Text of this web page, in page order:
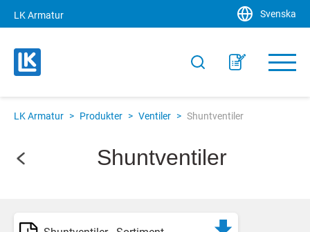
LK Armatur Svenska
LK Armatur > Produkter > Ventiler > Shuntventiler
Shuntventiler